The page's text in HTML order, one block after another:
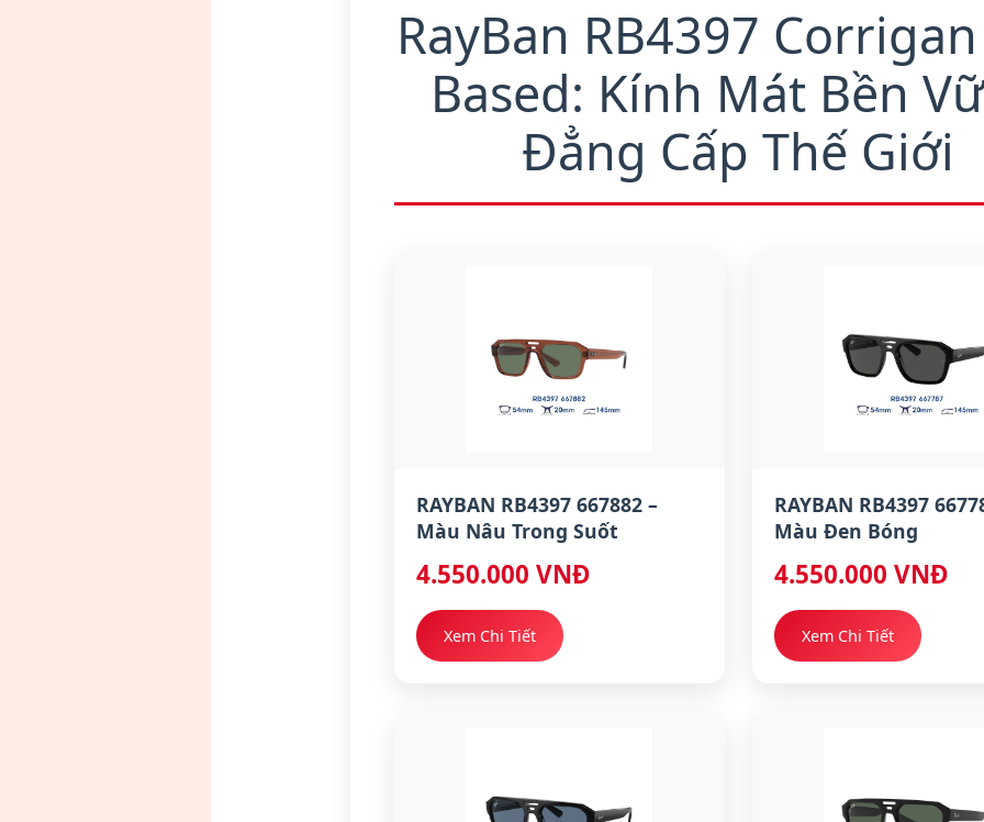
RayBan RB4397
Based: Kính Mát Bền
Đẳng Cấp Thế Giới
RAYBAN RB4397 667882 –
Màu Nâu Trong Suốt
4.550.000 VNĐ
Xem Chi Tiết
RAYBAN RB4397
Màu Đen Bóng
4.550.000 VNĐ
Xem Chi Tiết